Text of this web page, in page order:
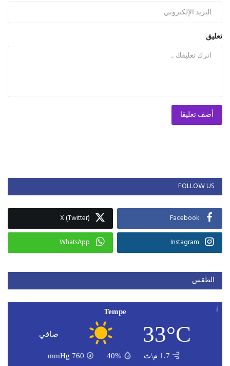
تعليق
أضف تعليقا
FOLLOW US
Facebook
X (Twitter)
Instagram
WhatsApp
الطقس
Tempe
33°C صافي
1.7 م\ث 40%
760
mmHg